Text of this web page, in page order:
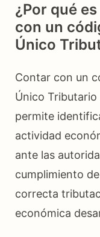
¿Por qué
con un
Único
Contar con un
Único
permite
actividad
ante las
cumplimiento
correcta
económica